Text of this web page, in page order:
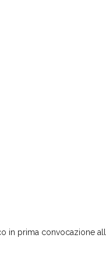
prima convocazione